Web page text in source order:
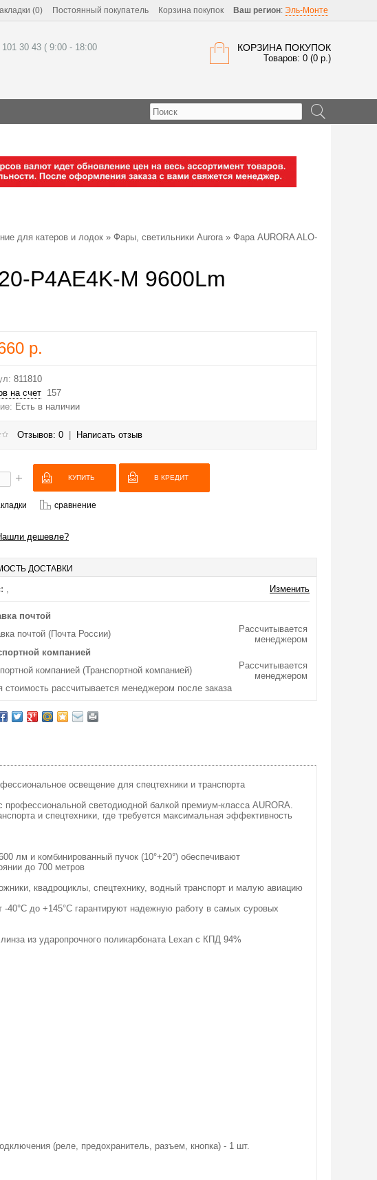
(0) Постоянный покупатель Корзина покупок Ваш регион: Эль-Монте
КОРЗИНА ПОКУПОК
Товаров: 0 (0 р.)
101 30 43 ( 9:00 - 18:00
для катеров и лодок » Фары, светильники Aurora» Фара AURORA ALO-
P4AE4K-M 9600Lm
р.
811810
на счет 157
Есть в наличии
Отзывов: 0 Написать отзыв
В КРЕДИТ
сравнение
дешевле?
ДОСТАВКИ
, Изменить
почтой
почтой (Почта России)
Рассчитывается
менеджером
компанией
компанией (Транспортной компанией)
Рассчитывается
менеджером
стоимость рассчитывается менеджером после заказа
освещение для спецтехники и транспорта
светодиодной балкой премиум-класса AURORA.
и спецтехники, где требуется максимальная эффективность
лм и комбинированный пучок (10°+20°) обеспечивают
до 700 метров
квадроциклы, спецтехнику, водный транспорт и малую авиацию
до +145°C гарантируют надежную работу в самых суровых
из ударопрочного поликарбоната Lexan с КПД 94%
(реле, предохранитель, разъем, кнопка) - 1 шт.